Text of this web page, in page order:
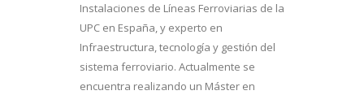
Instalaciones de Líneas Ferroviarias de la
UPC en España, y experto en
Infraestructura, tecnología y gestión del
sistema ferroviario. Actualmente se
encuentra realizando un Máster en